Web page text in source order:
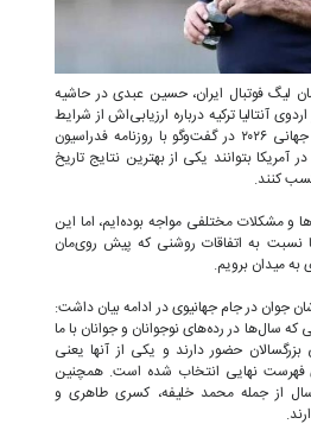
لیگ فوتبال ایران، حسین عبدی در حاشیه
آنتالیا ترکیه درباره ارزیابی‌اش از شرایط
تیم ملی فوتبال ایران در جام جهانی ۲۰۲۶ در گفت‌وگو با روزنامه فدراسیون
آمریکا بتوانند یکی از بهترین نتایج تاریخ
کنند.
مشکلات مختلفی مواجه بوده‌ایم، اما این
به اتفاقات روشنی که پیش روی‌مان
میدان برویم.
جوان در جام جهانیوی در ادامه بیان داشت:
که سال‌ها در رده‌های نوجوانان و جوانان با ما
بزرگسالان حضور دارند و یکی از آنها یعنی
فهرست نهایی انتخاب شده است. همچنین
از بازیکنان زیر ۲۳ سال از جمله محمد خلیفه، کسری طاهری و